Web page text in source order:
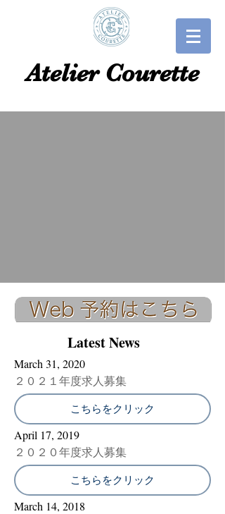
​​Atelier Courette​
March 31, 2020
２０２１年度求人募集
こちらをクリック
April 17, 2019
２０２０年度求人募集
こちらをクリック
March 14, 2018
Latest News